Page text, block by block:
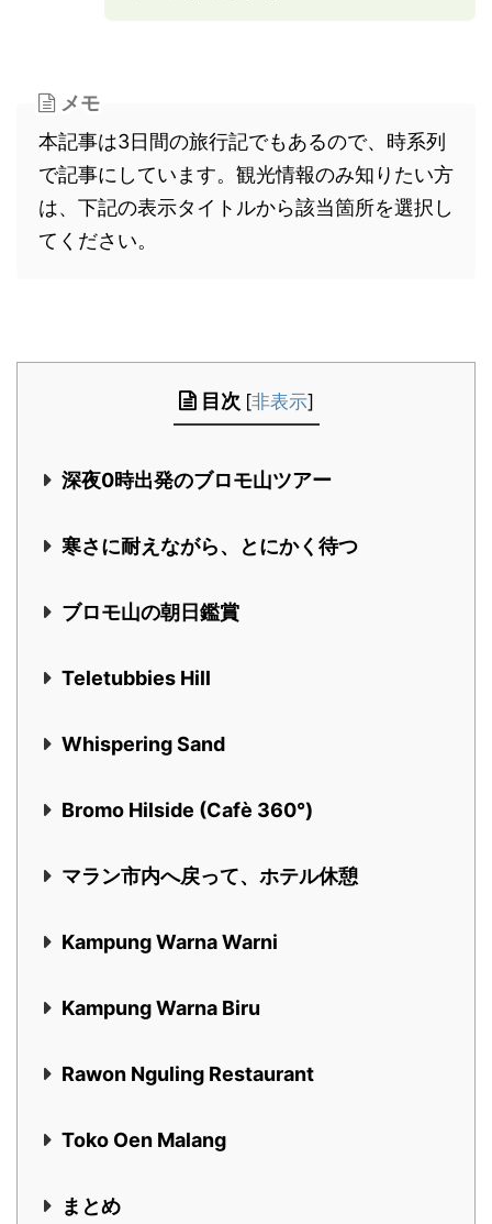
メモ
本記事は3日間の旅行記でもあるので、時系列
で記事にしています。観光情報のみ知りたい方
は、下記の表示タイトルから該当箇所を選択し
てください。
目次 [非表示]
深夜0時出発のブロモ山ツアー
寒さに耐えながら、とにかく待つ
ブロモ山の朝日鑑賞
Teletubbies Hill
Whispering Sand
Bromo Hilside (Cafè 360°)
マラン市内へ戻って、ホテル休憩
Kampung Warna Warni
Kampung Warna Biru
Rawon Nguling Restaurant
Toko Oen Malang
まとめ